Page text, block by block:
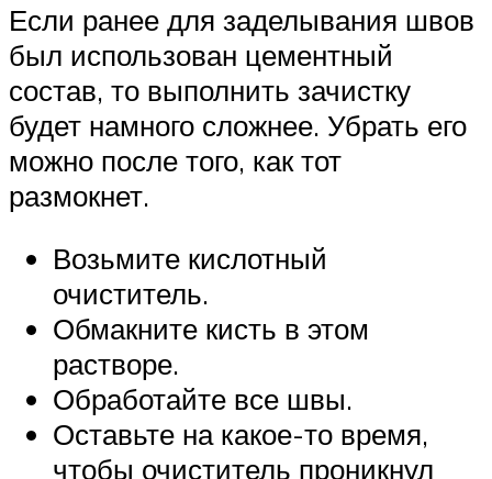
Если ранее для заделывания швов
был использован цементный
состав, то выполнить зачистку
будет намного сложнее. Убрать его
можно после того, как тот
размокнет.
Возьмите кислотный
очиститель.
Обмакните кисть в этом
растворе.
Обработайте все швы.
Оставьте на какое-то время,
чтобы очиститель проникнул